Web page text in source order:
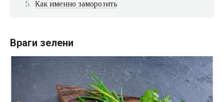
Как именно заморозить
Враги зелени